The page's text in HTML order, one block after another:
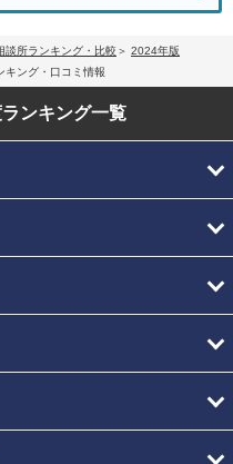
談所ランキング・比較
2024年版
キング・口コミ情報
ランキング一覧